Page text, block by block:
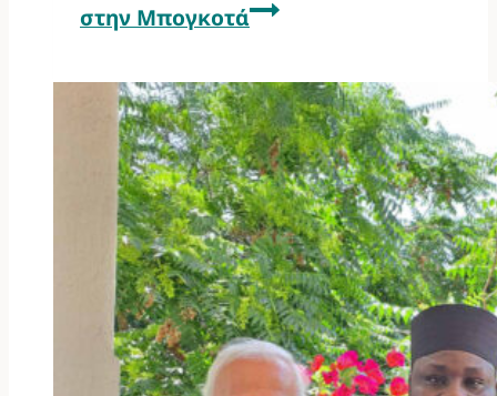
στην Μπογκοτά